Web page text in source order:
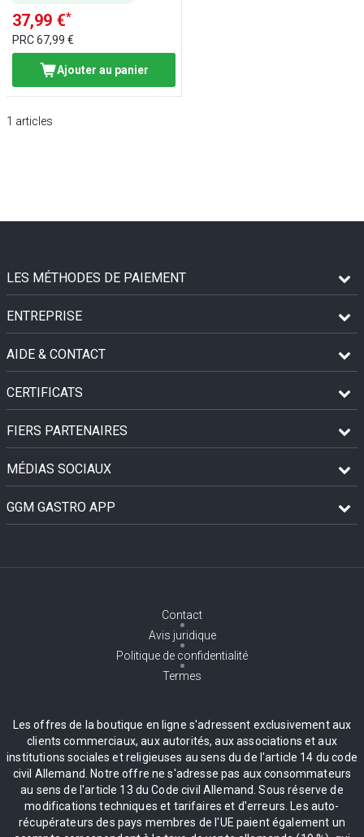
37,99 €*
PRC67,99 €
Ajouter au panier
1 articles
LES MÉTHODES DE PAIEMENT
ENTREPRISE
AIDE & CONTACT
CERTIFICATS
FIERS PARTENAIRES
MÉDIAS SOCIAUX
GGM GASTRO APP
Contact
Avis juridique
Politique de confidentialité
Termes
Les offres de la boutique en ligne s'adressent exclusivement aux
clients commerciaux, aux autorités, aux associations et aux
institutions sociales et religieuses au sens du de l'article 14 du code
civil Allemand. Notre offre ne s'adresse pas aux consommateurs
au sens de l'article 13 du Code civil Allemand. Sous réserve de
modifications techniques et tarifaires et d'erreurs. Les auto-
récupérateurs des pays membres de l'UE paient également un